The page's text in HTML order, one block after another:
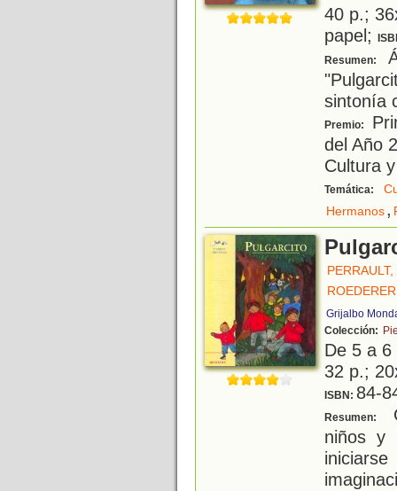
40 p.;
papel;
Resumen:
sintonía
Premio:
del Año
Cultura
Temática:
Hermanos,
Grijalbo
Colección:
De 5 a
32 p.;
ISBN: 84-
Resumen:
niños y